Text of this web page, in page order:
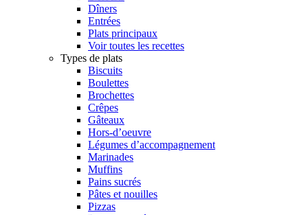
Dîners
Entrées
Plats principaux
Voir toutes les recettes
Types de plats
Biscuits
Boulettes
Brochettes
Crêpes
Gâteaux
Hors-d’oeuvre
Légumes d’accompagnement
Marinades
Muffins
Pains sucrés
Pâtes et nouilles
Pizzas